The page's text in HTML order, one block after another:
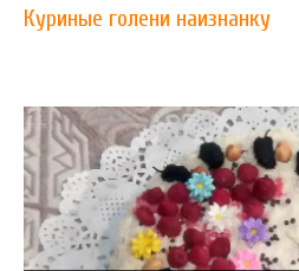
Куриные голени наизнанку